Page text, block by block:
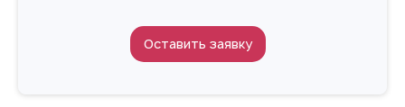
Оставить заявку